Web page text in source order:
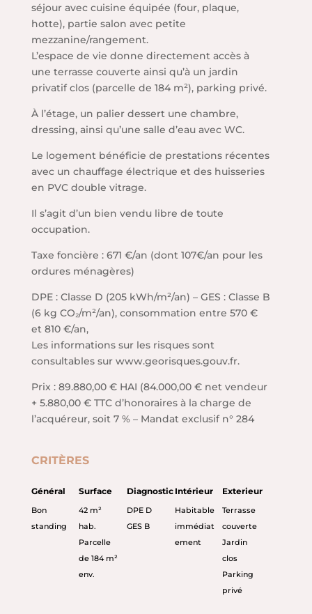
séjour avec cuisine équipée (four, plaque,
hotte), partie salon avec petite
mezzanine/rangement.
L’espace de vie donne directement accès à
une terrasse couverte ainsi qu’à un jardin
privatif clos (parcelle de 184 m²), parking privé.
À l’étage, un palier dessert une chambre,
dressing, ainsi qu’une salle d’eau avec WC.
Le logement bénéficie de prestations récentes
avec un chauffage électrique et des huisseries
en PVC double vitrage.
Il s’agit d’un bien vendu libre de toute
occupation.
Taxe foncière : 671 €/an (dont 107€/an pour les
ordures ménagères)
DPE : Classe D (205 kWh/m²/an) – GES : Classe B
(6 kg CO₂/m²/an), consommation entre 570 €
et 810 €/an,
Les informations sur les risques sont
consultables sur www.georisques.gouv.fr.
Prix : 89.880,00 € HAI (84.000,00 € net vendeur
+ 5.880,00 € TTC d’honoraires à la charge de
l’acquéreur, soit 7 % – Mandat exclusif n° 284
CRITÈRES
Général
Bon
standing
Surface
42 m²
hab.
Parcelle
de 184 m²
env.
Diagnostic
DPE D
GES B
Intérieur
Habitable
immédiat
ement
Exterieur
Terrasse
couverte
Jardin
clos
Parking
privé